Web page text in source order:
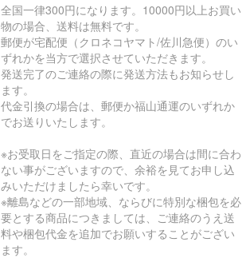
全国一律300円になります。10000円以上お買い
物の場合、送料は無料です。
郵便が宅配便（クロネコヤマト/佐川急便）のい
ずれかを当方で選択させていただきます。
発送完了のご連絡の際に発送方法もお知らせし
ます。
代金引換の場合は、郵便か福山通運のいずれか
でお送りいたします。
※お受取日をご指定の際、直近の場合は間に合わ
ない事がございますので、余裕を見てお申し込
みいただけましたら幸いです。
※離島などの一部地域、ならびに特別な梱包を必
要とする商品につきましては、ご連絡のうえ送
料や梱包代金を追加でお願いすることがござい
ます。